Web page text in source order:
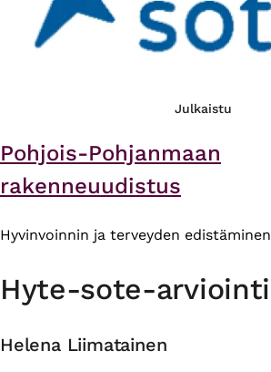
Julkaistu
Pohjois-Pohjanmaan
rakenneuudistus
Hyvinvoinnin ja terveyden edistäminen
Hyte-sote-arviointi
Helena Liimatainen